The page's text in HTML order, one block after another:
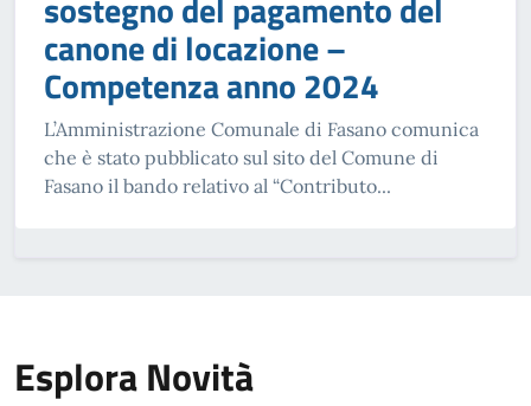
canone di locazione –
Competenza anno 2024
L’Amministrazione Comunale di Fasano comunica
che è stato pubblicato sul sito del Comune di
Fasano il bando relativo al “Contributo...
Esplora Novità